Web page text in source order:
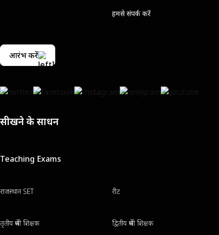
हमसे संपर्क करें
आरंभ करें
सीखने के साधन
Teaching Exams
राजस्थान SET रीट
तृतीय श्रेणी शिक्षक द्वितीय श्रेणी शिक्षक